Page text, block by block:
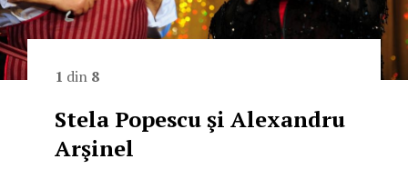
1 din 8
Stela Popescu şi Alexandru
Arşinel